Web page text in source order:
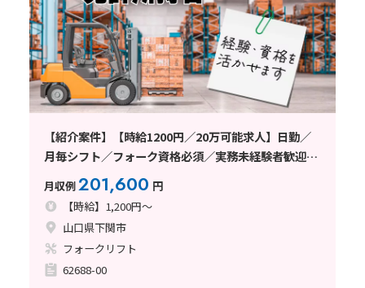
【紹介案件】【時給1200円／20万可能求人】日勤／
月毎シフト／フォーク資格必須／実務未経験者歓迎の
月収例201,600 円
【時給】1,200円～
山口県下関市
フォークリフト
62688-00